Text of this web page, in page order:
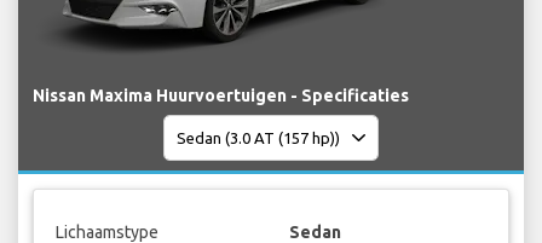
Nissan Maxima Huurvoertuigen - Specificaties
Lichaamstype Sedan